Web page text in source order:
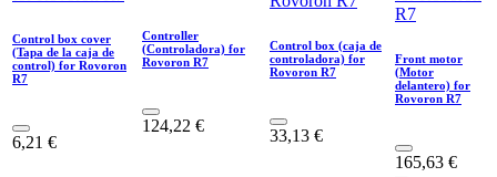
Control box cover
(Tapa de la caja de
control) for Rovoron
R7
6,21 €
Controller
(Controladora) for
Rovoron R7
124,22 €
Control box (caja de
controladora) for
Rovoron R7
33,13 €
Front motor
(Motor
delantero) for
Rovoron R7
165,63 €